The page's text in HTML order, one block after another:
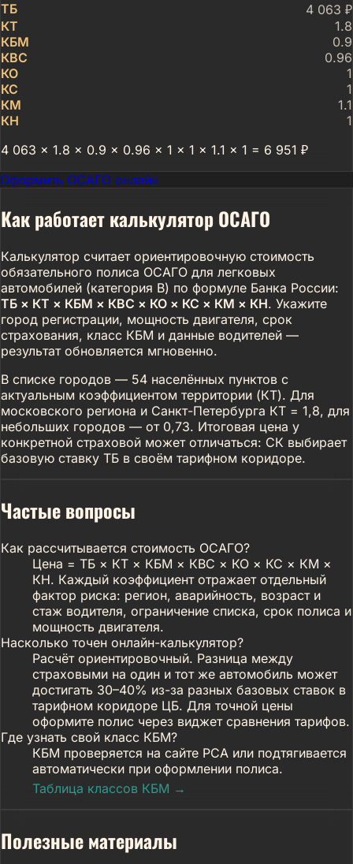
ТБ
4 063 ₽
КТ
1.8
КБМ
0.9
КВС
0.96
КО
1
КС
1
КМ
1.1
КН
1
4 063 × 1.8 × 0.9 × 0.96 × 1 × 1 × 1.1 × 1 = 6 951 ₽
Оформить ОСАГО онлайн
Как работает калькулятор ОСАГО
Калькулятор считает ориентировочную стоимость
обязательного полиса ОСАГО для легковых
автомобилей (категория B) по формуле Банка России:
ТБ × КТ × КБМ × КВС × КО × КС × КМ × КН. Укажите
город регистрации, мощность двигателя, срок
страхования, класс КБМ и данные водителей —
результат обновляется мгновенно.
В списке городов — 54 населённых пунктов с
актуальным коэффициентом территории (КТ). Для
московского региона и Санкт-Петербурга КТ = 1,8, для
небольших городов — от 0,73. Итоговая цена у
конкретной страховой может отличаться: СК выбирает
базовую ставку ТБ в своём тарифном коридоре.
Частые вопросы
Как рассчитывается стоимость ОСАГО?
Цена = ТБ × КТ × КБМ × КВС × КО × КС × КМ ×
КН. Каждый коэффициент отражает отдельный
фактор риска: регион, аварийность, возраст и
стаж водителя, ограничение списка, срок полиса и
мощность двигателя.
Насколько точен онлайн-калькулятор?
Расчёт ориентировочный. Разница между
страховыми на один и тот же автомобиль может
достигать 30–40% из-за разных базовых ставок в
тарифном коридоре ЦБ. Для точной цены
оформите полис через виджет сравнения тарифов.
Где узнать свой класс КБМ?
КБМ проверяется на сайте РСА или подтягивается
автоматически при оформлении полиса.
Таблица классов КБМ →
Полезные материалы